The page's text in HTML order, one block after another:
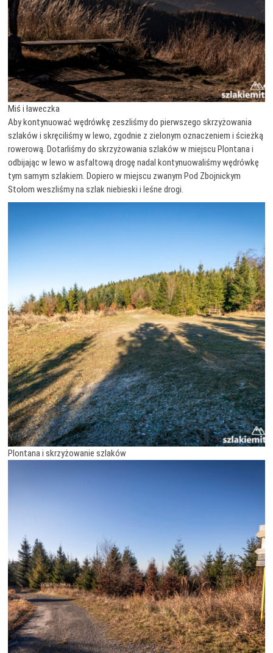
Miś i ławeczka
Aby kontynuować wędrówkę zeszliśmy do pierwszego skrzyżowania
szlaków i skręciliśmy w lewo, zgodnie z zielonym oznaczeniem i ścieżką
rowerową. Dotarliśmy do skrzyżowania szlaków w miejscu Plontana i
odbijając w lewo w asfaltową drogę nadal kontynuowaliśmy wędrówkę
tym samym szlakiem. Dopiero w miejscu zwanym Pod Zbojnickym
Stołom weszliśmy na szlak niebieski i leśne drogi.
Plontana i skrzyżowanie szlaków